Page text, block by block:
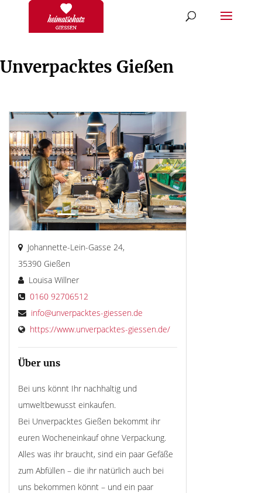
Unverpacktes Gießen
Previous Next
Johannette-Lein-Gasse 24,
35390 Gießen
Louisa Willner
0160 92706512
info@unverpacktes-giessen.de
https://www.unverpacktes-giessen.de/
Über uns
Bei uns könnt Ihr nachhaltig und
umweltbewusst einkaufen.
Bei Unverpacktes Gießen bekommt ihr
euren Wocheneinkauf ohne Verpackung.
Alles was ihr braucht, sind ein paar Gefäße
zum Abfüllen – die ihr natürlich auch bei
uns bekommen könnt – und ein paar